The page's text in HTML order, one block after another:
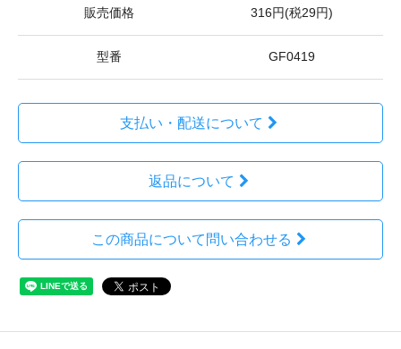
販売価格 316円(税29円)
型番 GF0419
支払い・配送について
返品について
この商品について問い合わせる